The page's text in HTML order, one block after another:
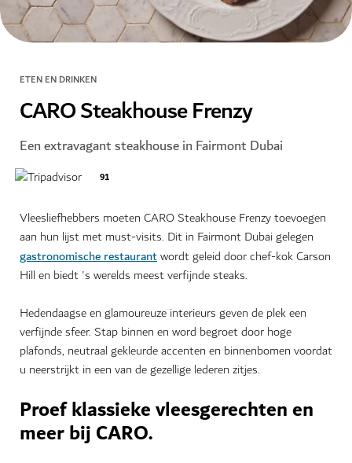
ETEN EN DRINKEN
CARO Steakhouse Frenzy
Een extravagant steakhouse in Fairmont Dubai
91
Vleesliefhebbers moeten CARO Steakhouse Frenzy toevoegen
aan hun lijst met must-visits. Dit in Fairmont Dubai gelegen
gastronomische restaurantwordt geleid door chef-kok Carson
Hill en biedt 's werelds meest verfijnde steaks.
Hedendaagse en glamoureuze interieurs geven de plek een
verfijnde sfeer. Stap binnen en word begroet door hoge
plafonds, neutraal gekleurde accenten en binnenbomen voordat
u neerstrijkt in een van de gezellige lederen zitjes.
Proef klassieke vleesgerechten en
meer bij CARO.